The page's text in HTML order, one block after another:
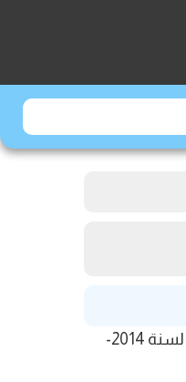
مرحبا بكم أعزاءي التلاميذ بموقع jami3dorosmaroc ، نقدم لكم اليوم النموذج 4 من الفروض الأولى اللغة الفرنسية للسنة الثانية اعدادي الدورة الأولى لسنة 2014-